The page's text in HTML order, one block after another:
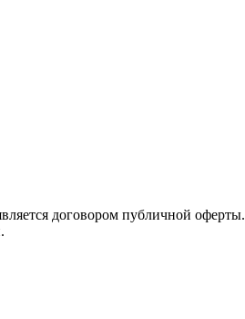
договором публичной оферты.